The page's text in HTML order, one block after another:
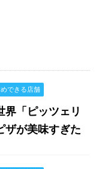
できる店舗
界「ピッツェリ
ザが美味すぎた